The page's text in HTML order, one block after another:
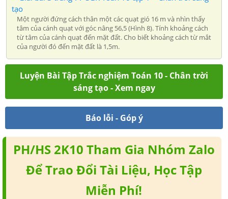
tạo
Một người đứng cách thân một các quạt gió 16 m và nhìn thấy
tâm của cánh quạt với góc nâng 56,5 (Hình 8). Tính khoảng cách
từ tâm của cánh quạt đến mặt đất. Cho biết khoảng cách từ mắt
của người đó đến mặt đất là 1,5m.
Luyện Bài Tập Trắc nghiệm Toán 10 - Chân trời
sáng tạo - Xem ngay
Báo lỗi - Góp ý
PH/HS 2K10 Tham Gia Nhóm Zalo
Để Trao Đổi Tài Liệu, Học Tập
Miễn Phí!